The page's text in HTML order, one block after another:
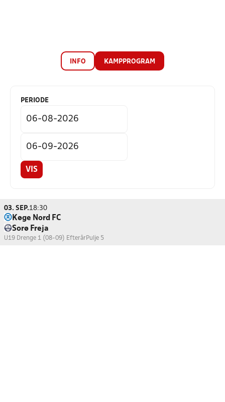
INFO KAMPPROGRAM
PERIODE
VIS
03. SEP.18:30
Køge Nord FC
Sorø Freja
U19 Drenge 1 (08-09) EfterårPulje 5